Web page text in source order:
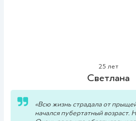
25 лет
Светлана
«Всю жизнь страдала от
начался пубертатный возраст.